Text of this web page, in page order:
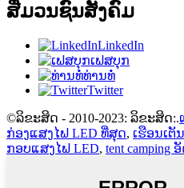
ສື່ມວນຊົນສັງຄົມ
LinkedIn
ເຟສບຸກ
ທ່ານທໍ່
Twitter
©ລິຂະສິດ - 2010-2023: ລິຂະສິດ:.
ກ່ອງແສງໄຟ LED ທີ່ສຸດ, ເຮືອນເຕັ
ກອບແສງໄຟ LED, tent camping